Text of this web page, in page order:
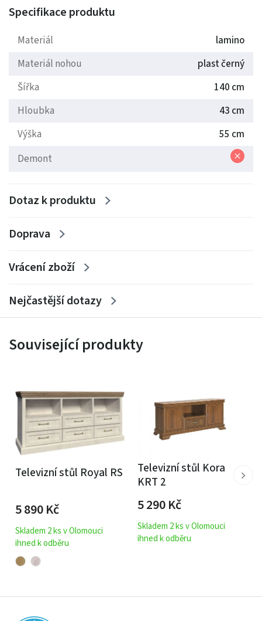
jídelnu, pracovnu.
Nábytek se vyrábí z lamina 18mm.
Dodáváme smontované.
Specifikace produktu
Materiál
lamino
Materiál nohou
plast černý
Šířka
140 cm
Hloubka
43 cm
Výška
55 cm
Demont
Dotaz k produktu
Doprava
Vrácení zboží
Nejčastější dotazy
Související produkty
Televizní stůl Royal RS
5 890Kč
Skladem 2 ks v Olomouci
ihned k odběru
Televizní stůl Kora
KRT 2
5 290Kč
Skladem 2 ks v Olomouci
ihned k odběru